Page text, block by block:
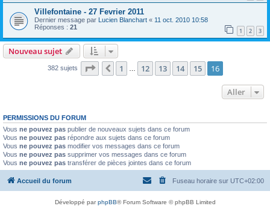
Villefontaine - 27 Fevrier 2011
Dernier message par Lucien Blanchart « 11 oct. 2010 10:58
Réponses : 21 1 2 3
Nouveau sujet
382 sujets Page 16 16
Précédent
1 12 13 14 15 16
Aller
PERMISSIONS DU FORUM
Vous ne pouvez pas publier de nouveaux sujets dans ce forum
Vous ne pouvez pas répondre aux sujets dans ce forum
Vous ne pouvez pas modifier vos messages dans ce forum
Vous ne pouvez pas supprimer vos messages dans ce forum
Vous ne pouvez pas transférer de pièces jointes dans ce forum
Accueil du forum Fuseau horaire sur UTC+02:00
Développé parphpBB® Forum Software © phpBB Limited